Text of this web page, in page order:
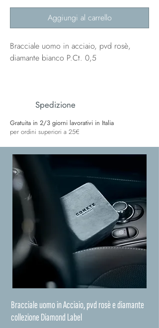
Aggiungi al carrello
Bracciale uomo in acciaio, pvd rosè,
diamante bianco P.Ct. 0,5
Spedizione
Gratuita in 2/3 giorni lavorativi in Italia
per ordini superiori a 25€
Bracciale uomo in Acciaio, pvd rosè e diamante
collezione Diamond Label